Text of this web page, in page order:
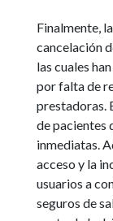
Finalmente,
cancelación
las cuales
por falta de
prestadoras.
de pacientes
inmediatas.
acceso y la
usuarios a
seguros de